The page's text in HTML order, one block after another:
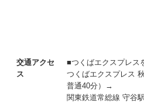
交通アクセ
ス
■つくばエクスプレス
つくばエクスプレス
普通40分）→
関東鉄道常総線 守谷